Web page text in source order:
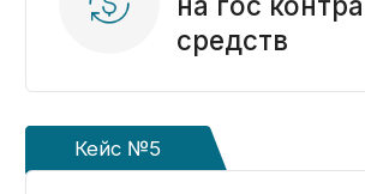
Если остались вопросы,
оставьте заявку
консультацию
Расскажем последовательность действий
при работе с казначейским счетом